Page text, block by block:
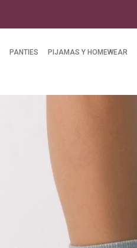
PANTIES PIJAMAS Y HOMEWEAR